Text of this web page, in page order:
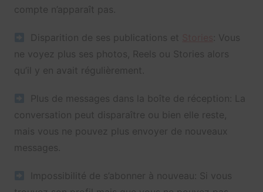
compte n’apparaît pas.
Disparition de ses publications et
: Vous
ne voyez plus ses photos, Reels ou Stories alors
qu’il y en avait régulièrement.
Plus de messages dans la boîte de réception: La
conversation peut disparaître ou bien elle reste,
mais vous ne pouvez plus envoyer de nouveaux
messages.
Impossibilité de s’abonner à nouveau: Si vous